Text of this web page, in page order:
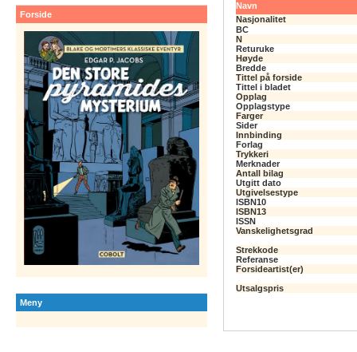
Forside
Meny
Navn
Nasjonalitet
BC
N
Returuke
Høyde
Bredde
Tittel på forside
Tittel i bladet
Opplag
Opplagstype
Farger
Sider
Innbinding
Forlag
Trykkeri
Merknader
Antall bilag
Utgitt dato
Utgivelsestype
ISBN10
ISBN13
ISSN
Vanskelighetsgrad
Strekkode
Referanse
Forsideartist(er)
Utsalgspris